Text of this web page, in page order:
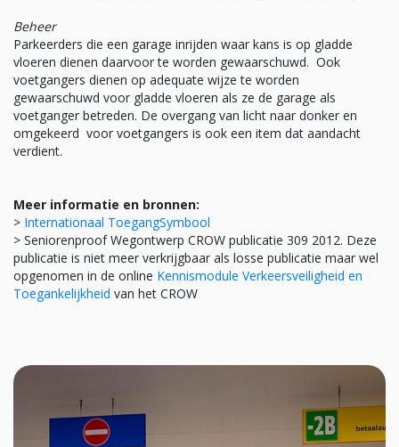
Beheer
Parkeerders die een garage inrijden waar kans is op gladde
vloeren dienen daarvoor te worden gewaarschuwd. Ook
voetgangers dienen op adequate wijze te worden
gewaarschuwd voor gladde vloeren als ze de garage als
voetganger betreden. De overgang van licht naar donker en
omgekeerd voor voetgangers is ook een item dat aandacht
verdient.
Meer informatie en bronnen:
> Internationaal ToegangSymbool
> Seniorenproof Wegontwerp CROW publicatie 309 2012. Deze
publicatie is niet meer verkrijgbaar als losse publicatie maar wel
opgenomen in de online Kennismodule Verkeersveiligheid en
Toegankelijkheid van het CROW